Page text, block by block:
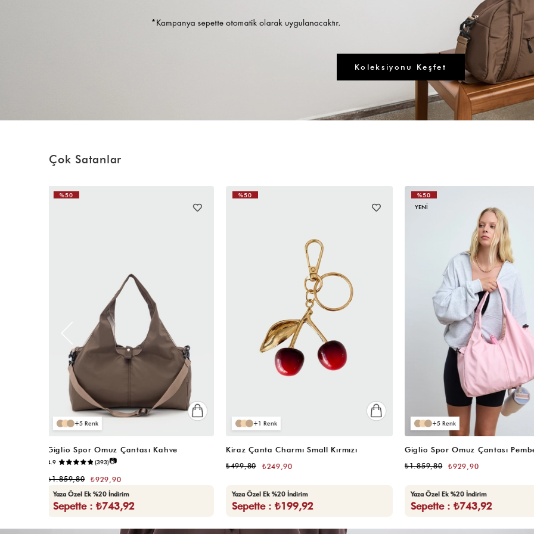
Koleksiyonu Keşfet
Çok Satanlar
5
Giglio Spor Omuz Çantası Pembe
₺929,90
₺1.859,80
Yaza Özel Ek %20 İndirim
Sepette : ₺743,92
%50
5
Giglio Spor Omuz Çantası Bej
4.8
Yaza Özel Ek %20 İndirim
Sepette : ₺743,92
%50
4
4.9
Yaza Özel Ek %20 İndirim
Sepette : ₺559,92
%50